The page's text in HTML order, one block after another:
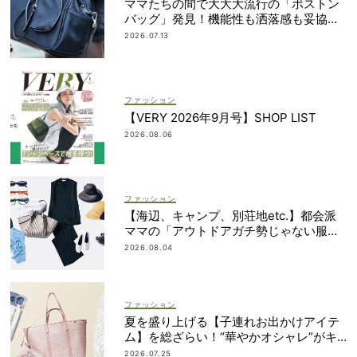
ママたちの間で大大大流行の「ボストン
バッグ」発見！機能性も洒落感も妥協し
ない
2026.07.13
ファッション
【VERY 2026年9月号】SHOP LIST
2026.08.06
ファッション
【海辺、キャンプ、別荘地etc.】都会派
ママの「アウトドアガチ勢じゃない服と
小物」集めました！
2026.08.04
ファッション
夏を盛り上げる【子連れお出かけアイテ
ム】を総ざらい！“華やかオシャレ”がキ
ーワード
2026.07.25